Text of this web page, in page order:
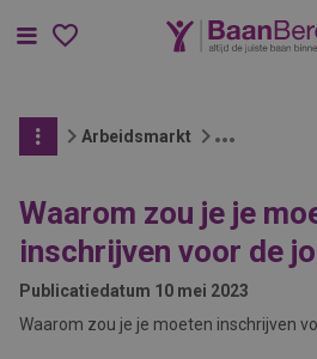
Menu
Arbeidsmarkt
Waarom zou je je
inschrijven voor de
Publicatiedatum 10 mei 2023
Waarom zou je je moeten inschrijven